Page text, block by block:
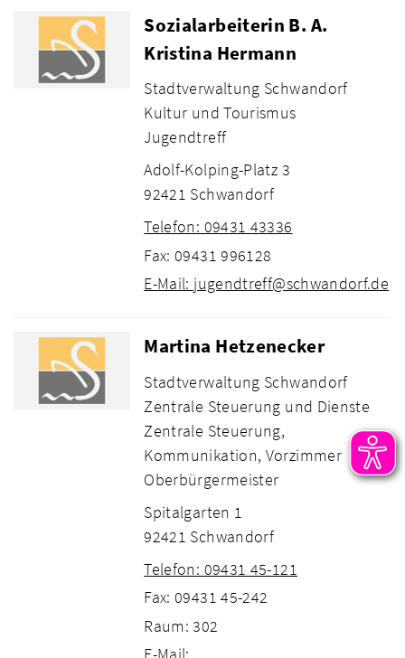
Sozialarbeiterin B. A.
Kristina Hermann
Stadtverwaltung Schwandorf
Kultur und Tourismus
Jugendtreff
Adolf-Kolping-Platz 3
92421 Schwandorf
Telefon: 09431 43336
Fax: 09431 996128
E-Mail: jugendtreff@schwandorf.de
Martina Hetzenecker
Stadtverwaltung Schwandorf
Zentrale Steuerung und Dienste
Zentrale Steuerung,
Kommunikation, Vorzimmer
Oberbürgermeister
Spitalgarten 1
92421 Schwandorf
Telefon: 09431 45-121
Fax: 09431 45-242
Raum: 302